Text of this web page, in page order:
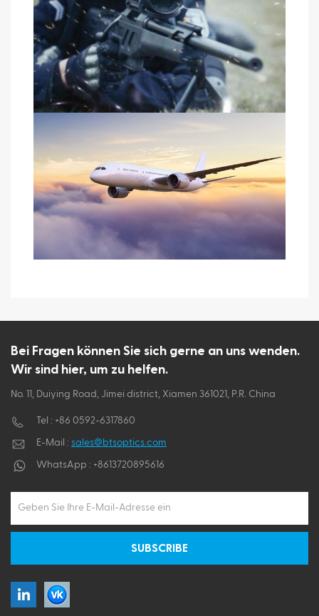
Bei Fragen können Sie sich gerne an uns wenden.
Wir sind hier, um zu helfen.
No. 11, Duiying Road, Jimei district, Xiamen 361021, P.R. China
Tel : +86 0592-6317860
E-Mail : sales@btsoptics.com
WhatsApp : +8613720895616